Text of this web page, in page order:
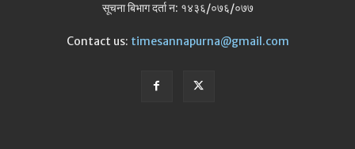
सूचना बिभाग दर्ता न: १४३६/०७६/०७७
Contact us: timesannapurna@gmail.com